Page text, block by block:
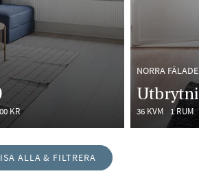
KR
NORRA
36 KVM 1 RUM
ALLA & FILTRERA